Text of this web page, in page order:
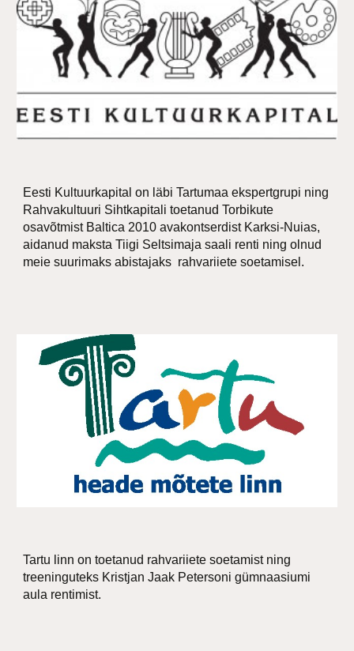
Eesti Kultuurkapital on läbi Tartumaa ekspertgrupi ning
Rahvakultuuri Sihtkapitali toetanud Torbikute
osavõtmist Baltica 2010 avakontserdist Karksi-Nuias,
aidanud maksta Tiigi Seltsimaja saali renti ning olnud
meie suurimaks abistajaks rahvariiete soetamisel.
Tartu linn on toetanud rahvariiete soetamist ning
treeninguteks Kristjan Jaak Petersoni gümnaasiumi
aula rentimist.